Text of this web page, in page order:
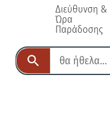
Διεύθυνση &
Ώρα
Παράδοσης